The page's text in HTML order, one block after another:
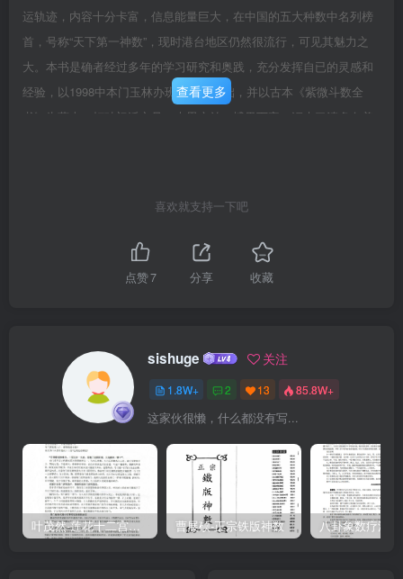
运轨迹，内容十分卡富，信息能量巨大，在中国的五大种数中名列榜
首，号称“天下第一神数”，现时港台地区仍然很流行，可见其魅力之
大。本书是确者经过多年的学习研究和奥践，充分发挥自已的灵感和
经验，以1998中本门玉林办班款村为基础，并以古本《紫微斗数全
书》为蓝本，打破门派之见，来思广益，博果百家，汇来了清多名着
门的不二法门。为方便初学者学习，情、六亲及限年部分内春采用了
查加式的风格，排出命盘后，按十二宫的名称和落宫是曜对号入座，
查找出有关内容，缺合起来就可论斯命主一生及其六豪命远的一些大
即夏情论断法，分析和论斯听先天命数部份。下蒲继埃分析、论断后
天远势部份和具体命例分析演断，再进一步深入讨论紫微斗数的四化
分析论断方法，以及隶梅花六关一样灵活远用兼微斗数来预测日常生
活中的人事物的方法。书中语言通俗易筐，内容深入浅出，易学易
用，具有初中文化水平者就能阅镇和应用，既适直于初学者入门学
习，也适宜于有一定基础的爱好者提高参夸之用，还可作为紫微斗数
损测单的教村使用。
查看更多
喜欢就支持一下吧
点赞7 分享 收藏
sishuge 关注
1.8W+ 2 13 85.8W+
这家伙很懒，什么都没有写...
叶茂然-莲花十二宫佛家奇门面授及答疑 曹展硕-正宗铁版神数